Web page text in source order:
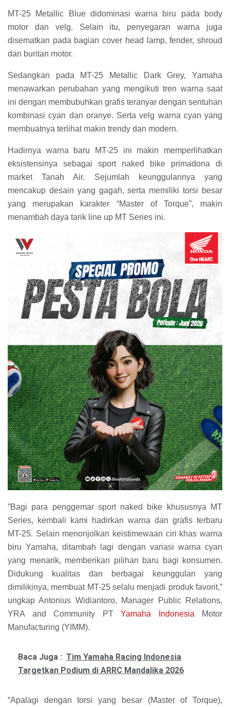
MT-25 Metallic Blue didominasi warna biru pada body
motor dan velg. Selain itu, penyegaran warna juga
disematkan pada bagian cover head lamp, fender, shroud
dan buritan motor.
Sedangkan pada MT-25 Metallic Dark Grey, Yamaha
menawarkan perubahan yang mengikuti tren warna saat
ini dengan membubuhkan grafis teranyar dengan sentuhan
kombinasi cyan dan oranye. Serta velg warna cyan yang
membuatnya terlihat makin trendy dan modern.
Hadirnya warna baru MT-25 ini makin memperlihatkan
eksistensinya sebagai sport naked bike primadona di
market Tanah Air. Sejumlah keunggulannya yang
mencakup desain yang gagah, serta memiliki torsi besar
yang merupakan karakter “Master of Torque”, makin
menambah daya tarik line up MT Series ini.
”Bagi para penggemar sport naked bike khususnya MT
Series, kembali kami hadirkan warna dan grafis terbaru
MT-25. Selain menonjolkan keistimewaan ciri khas warna
biru Yamaha, ditambah lagi dengan variasi warna cyan
yang menarik, memberikan pilihan baru bagi konsumen.
Didukung kualitas dan berbagai keunggulan yang
dimilikinya, membuat MT-25 selalu menjadi produk favorit,”
ungkap Antonius Widiantoro, Manager Public Relations,
YRA and Community PT Yamaha Indonesia Motor
Manufacturing (YIMM).
Baca Juga : Tim Yamaha Racing Indonesia
Targetkan Podium di ARRC Mandalika 2026
“Apalagi dengan torsi yang besar (Master of Torque),